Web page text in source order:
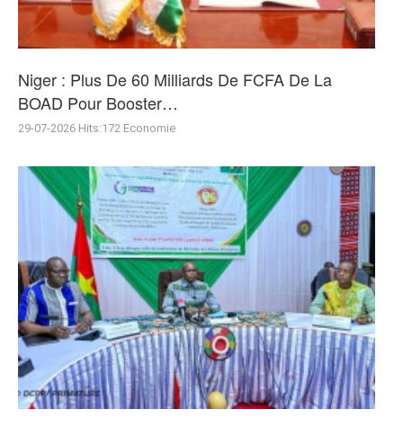
Niger : Plus De 60 Milliards De FCFA De La
BOAD Pour Booster…
29-07-2026 Hits:172 Economie